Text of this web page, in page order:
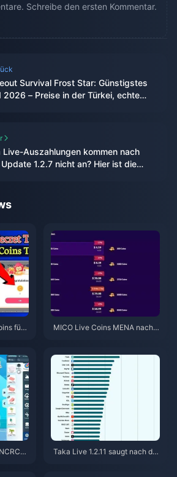
Schreibe den ersten Kommentar.
Survival Frost Star: Günstigstes
2026 – Preise in der Türkei, echte
Live-Auszahlungen kommen nach
1.2.7 nicht an? Hier ist die
für
MICO Live Coins MENA nach v
Taka Live 1.2.11 saugt nach de